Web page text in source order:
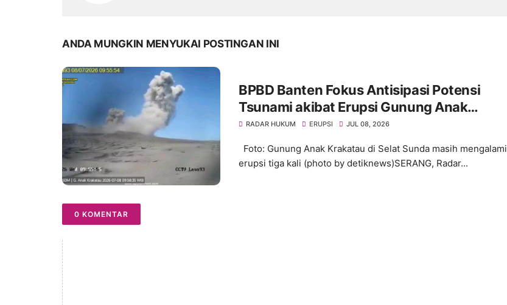
ANDA MUNGKIN MENYUKAI POSTINGAN INI
BPBD Banten Fokus Antisipasi Potensi
Tsunami akibat Erupsi Gunung Anak
Krakatau
RADAR HUKUM ERUPSI JUL 08, 2026
Foto: Gunung Anak Krakatau di Selat Sunda masih mengalami
erupsi tiga kali (photo by detiknews)SERANG, Radar...
0 KOMENTAR